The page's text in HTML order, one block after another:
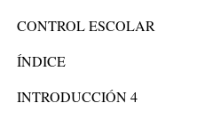
CONTROL ESCOLAR
ÍNDICE
INTRODUCCIÓN 4